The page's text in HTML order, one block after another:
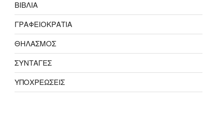
ΒΙΒΛΙΑ
ΓΡΑΦΕΙΟΚΡΑΤΙΑ
ΘΗΛΑΣΜΟΣ
ΣΥΝΤΑΓΕΣ
ΥΠΟΧΡΕΩΣΕΙΣ